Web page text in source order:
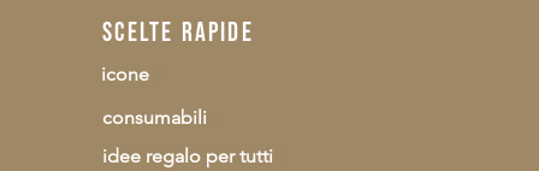
scelte rapide
icone
consumabili
idee regalo per tutti